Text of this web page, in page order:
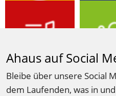
Ahaus auf Social
Bleibe über unsere Social
dem Laufenden, was in